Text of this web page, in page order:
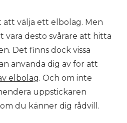
PÅ
NÄR
DU
VÄLJER
att välja ett elbolag. Men
vara desto svårare att hitta
Det finns dock vissa
använda dig av för att
elbolag. Och om inte
uppstickaren
du känner dig rådvill.